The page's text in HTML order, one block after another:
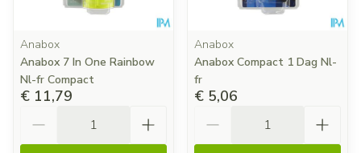
Anabox
Anabox 7 In One Rainbow
Nl-fr Compact
€ 11,79
Anabox
Anabox Compact 1 Dag Nl-
fr
€ 5,06